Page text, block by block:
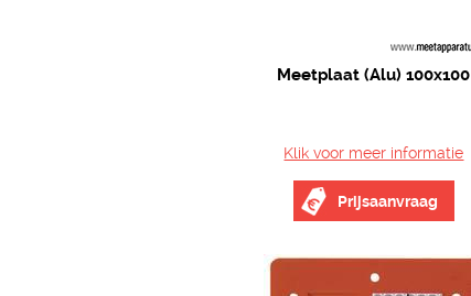
Meetplaat (Alu) 100x100
Klik voor meer informatie
Prijsaanvraag